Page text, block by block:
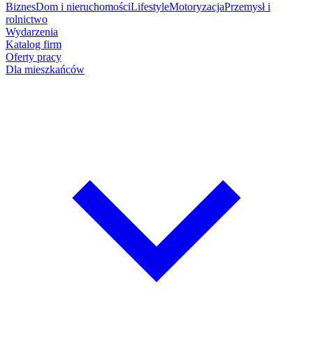
BiznesDom i nieruchomościLifestyleMotoryzacjaPrzemysł i
rolnictwo
Wydarzenia
Katalog firm
Oferty pracy
Dla mieszkańców